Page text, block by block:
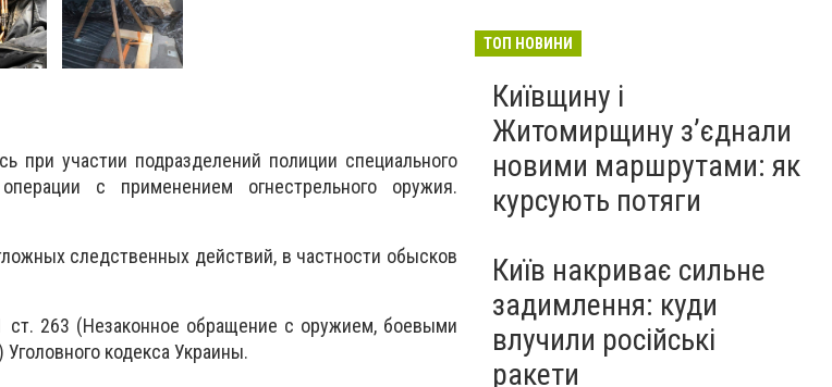
при участии подразделений полиции специального
с применением огнестрельного оружия.
следственных действий, в частности обысков
ст. 263 (Незаконное обращение с оружием, боевыми
кодекса Украины.
ТОП НОВИНИ
Київщину і
Житомирщину з’єднали
новими маршрутами: як
курсують потяги
Київ накриває сильне
задимлення: куди
влучили російські
ракети